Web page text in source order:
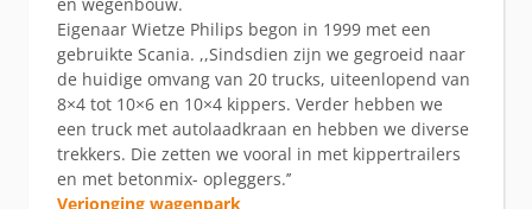
en wegenbouw.
Eigenaar Wietze Philips begon in 1999 met een
gebruikte Scania. ,,Sindsdien zijn we gegroeid naar
de huidige omvang van 20 trucks, uiteenlopend van
8×4 tot 10×6 en 10×4 kippers. Verder hebben we
een truck met autolaadkraan en hebben we diverse
trekkers. Die zetten we vooral in met kippertrailers
en met betonmix- opleggers.’’
Verjonging wagenpark